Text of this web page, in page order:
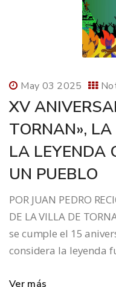
May 03 2025
XV
TORNAN», LA
LA LEYENDA
UN PUEBLO
POR JUAN PEDRO
DE LA VILLA DE
se cumple el 15
considera la leyenda
Ver más